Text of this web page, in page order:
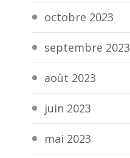
octobre 2023
septembre 2023
août 2023
juin 2023
mai 2023